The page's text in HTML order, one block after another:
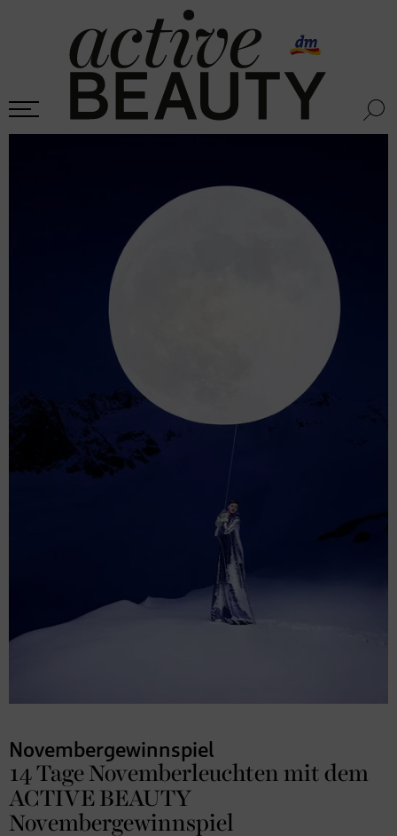
Novembergewinnspiel
14 Tage Novemberleuchten mit dem
ACTIVE BEAUTY
Novembergewinnspiel